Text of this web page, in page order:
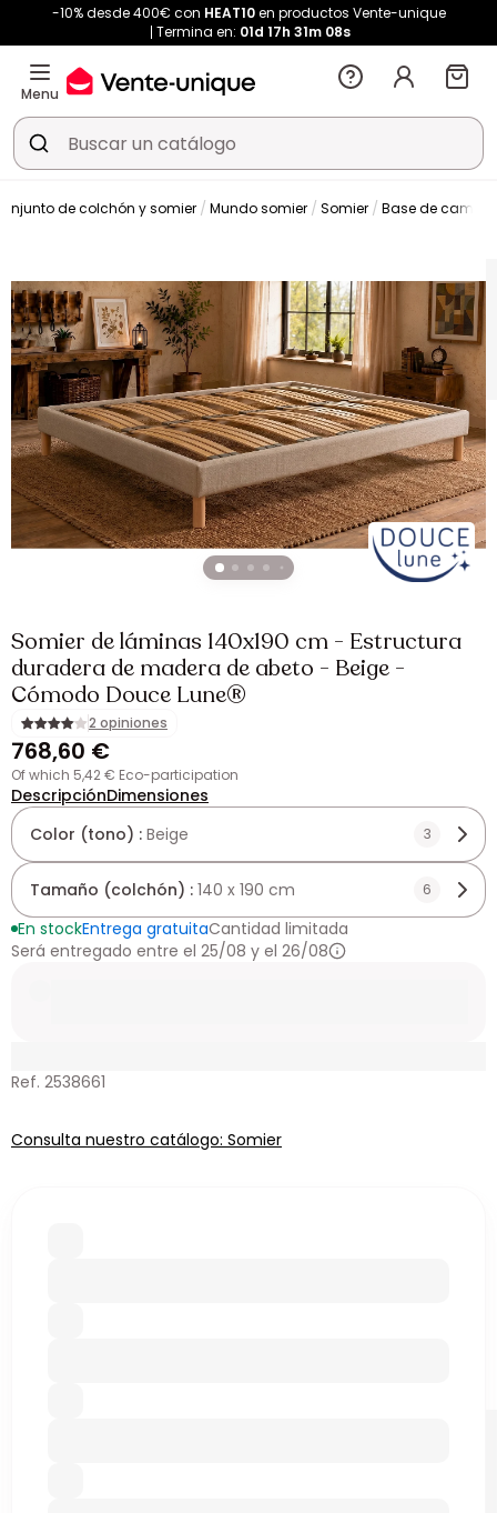
-10% desde 400€ con HEAT10en productos Vente-unique
Termina en: 01d 17h 31m 08s
Menu
de colchón y somier Mundo somier Somier Base de cama
Somier de láminas 140x190 cm - Estructura
duradera de madera de abeto - Beige -
Cómodo Douce Lune®
2 opiniones
768,60 €
of which 5,42 € Eco-participation
DescripciónDimensiones
Color (tono) : Beige 3
Tamaño (colchón) : 140 x 190 cm 6
En stockEntrega gratuitaCantidad limitada
Será entregado entre el 25/08 y el 26/08
Ref. 2538661
Consulta nuestro catálogo: Somier